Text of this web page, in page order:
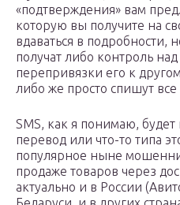
«подтверждения» вам
которую вы получите на
вдаваться в
получат либо контроль
перепривязки его к
либо же просто спишут
SMS, как я понимаю,
перевод или что-то типа
популярное ныне
продаже товаров через
актуально и в России